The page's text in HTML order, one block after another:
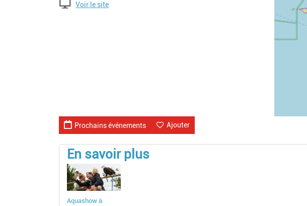
Voir le site
Ajouter
Prochains événements
En savoir plus
Aquashow à